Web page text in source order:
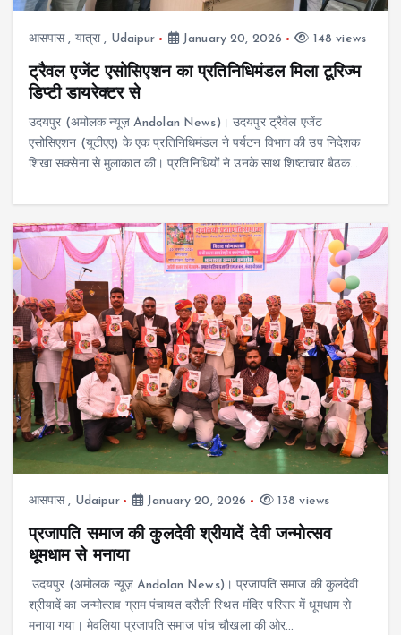
आसपास, यात्रा, Udaipur January 20, 2026 148 views
ट्रैवल एजेंट एसोसिएशन का प्रतिनिधिमंडल मिला टूरिज्म
डिप्टी डायरेक्टर से
उदयपुर (अमोलक न्यूज़ Andolan News)। उदयपुर ट्रैवेल एजेंट
एसोसिएशन (यूटीएए) के एक प्रतिनिधिमंडल ने पर्यटन विभाग की उप निदेशक
शिखा सक्सेना से मुलाकात की। प्रतिनिधियों ने उनके साथ शिष्टाचार बैठक…
आसपास, Udaipur January 20, 2026 138 views
प्रजापति समाज की कुलदेवी श्रीयादें देवी जन्मोत्सव
धूमधाम से मनाया
उदयपुर (अमोलक न्यूज़ Andolan News)। प्रजापति समाज की कुलदेवी
श्रीयादें का जन्मोत्सव ग्राम पंचायत दरौली स्थित मंदिर परिसर में धूमधाम से
मनाया गया। मेवलिया प्रजापति समाज पांच चौखला की ओर…